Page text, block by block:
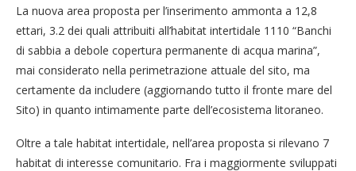
La nuova area proposta per l’inserimento ammonta a 12,8
ettari, 3.2 dei quali attribuiti all’habitat intertidale 1110 “Banchi
di sabbia a debole copertura permanente di acqua marina”,
mai considerato nella perimetrazione attuale del sito, ma
certamente da includere (aggiornando tutto il fronte mare del
Sito) in quanto intimamente parte dell’ecosistema litoraneo.
Oltre a tale habitat intertidale, nell’area proposta si rilevano 7
habitat di interesse comunitario. Fra i maggiormente sviluppati